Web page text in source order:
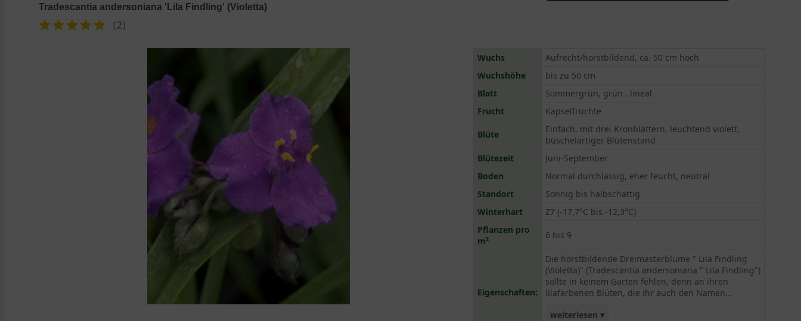
Tradescantia andersoniana 'Lila Findling' (Violetta)
(2)
Wuchs
Aufrecht/horstbildend, ca. 50 cm hoch
Wuchshöhe
bis zu 50 cm
Blatt
Sommergrün, grün , lineal
Frucht
Kapselfrüchte
Blüte
Einfach, mit drei Kronblättern, leuchtend violett,
büschelartiger Blütenstand
Blütezeit
Juni-September
Boden
Normal durchlässig, eher feucht, neutral
Standort
Sonnig bis halbschattig
Winterhart
Z7 (-17,7°C bis -12,3°C)
Pflanzen pro
m²
6 bis 9
Eigenschaften:
Die horstbildende Dreimasterblume " Lila Findling
(Violetta)" (Tradescantia andersoniana " Lila Findling")
sollte in keinem Garten fehlen, denn an ihren
lilafarbenen Blüten, die ihr auch den Namen...
weiterlesen ▾